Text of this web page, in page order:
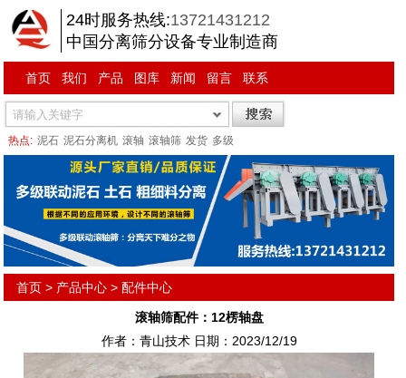
24时服务热线:13721431212
中国分离筛分设备专业制造商
首页 我们 产品 图库 新闻 留言 联系
热点: 泥石 泥石分离机 滚轴 滚轴筛 发货 多级
首页 > 产品中心 >配件中心
滚轴筛配件：12楞轴盘
作者：青山技术 日期：2023/12/19